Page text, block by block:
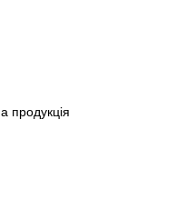
продукція